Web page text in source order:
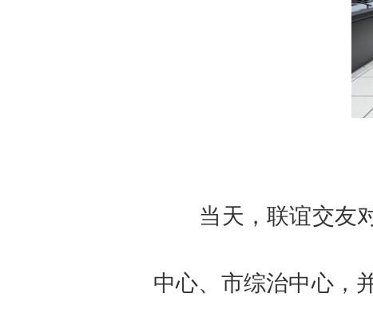
当天，联谊交友
中心、市综治中心，